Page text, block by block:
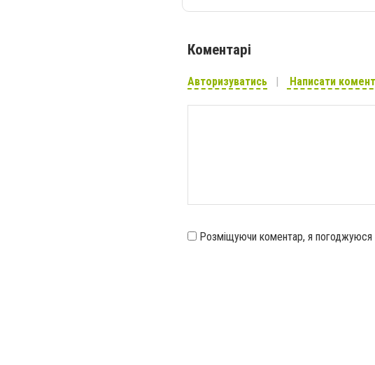
Коментарі
Авторизуватись Написати
Розміщуючи коментар, я погоджуюся